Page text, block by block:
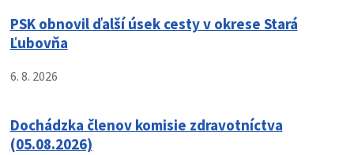
PSK obnovil ďalší úsek cesty v okrese Stará
Ľubovňa
6. 8. 2026
Dochádzka členov komisie zdravotníctva
(05.08.2026)